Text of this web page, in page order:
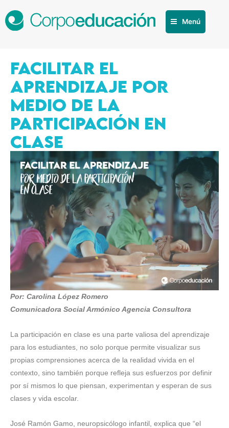
Menú
FACILITAR EL
APRENDIZAJE POR
MEDIO DE LA
PARTICIPACIÓN EN
CLASE
Por: Carolina López Romero
Comunicadora Social Armónico Agencia Consultora
La participación en clase es una parte valiosa del aprendizaje
para los estudiantes, no solo porque permite visualizar sus
propias comprensiones acerca de la realidad vivida en el
contexto, sino también porque refleja sus esfuerzos por definir
por sí mismos lo que piensan, experimentan y esperan de sus
clases y vida escolar.
José Ramón Gamo, neuropsicólogo infantil, explica que “el